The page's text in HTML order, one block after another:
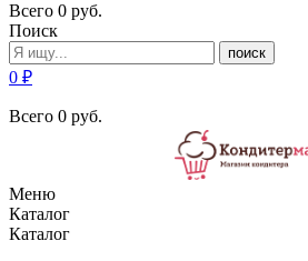
Всего 0 руб.
Поиск
поиск
0 ₽
Всего 0 руб.
Меню
Каталог
Каталог